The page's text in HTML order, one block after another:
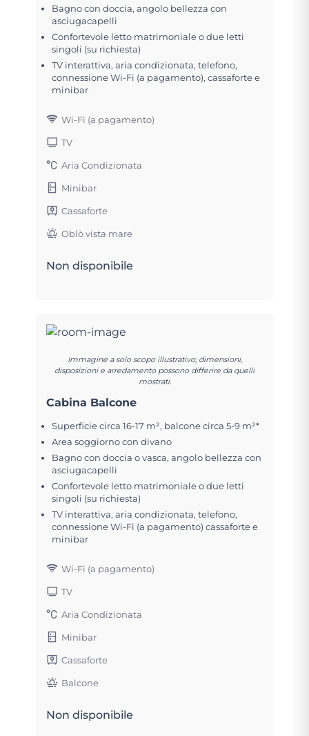
Bagno con doccia, angolo bellezza con
asciugacapelli
Confortevole letto matrimoniale o due letti
singoli (su richiesta)
TV interattiva, aria condizionata, telefono,
connessione Wi-Fi (a pagamento), cassaforte e
minibar
Wi-Fi (a pagamento)
TV
Aria Condizionata
Minibar
Cassaforte
Oblò vista mare
Non disponibile
Immagine a solo scopo illustrativo; dimensioni,
disposizioni e arredamento possono differire da quelli
mostrati.
Cabina Balcone
Superficie circa 16-17 m², balcone circa 5-9 m²*
Area soggiorno con divano
Bagno con doccia o vasca, angolo bellezza con
asciugacapelli
Confortevole letto matrimoniale o due letti
singoli (su richiesta)
TV interattiva, aria condizionata, telefono,
connessione Wi-Fi (a pagamento) cassaforte e
minibar
Wi-Fi (a pagamento)
TV
Aria Condizionata
Minibar
Cassaforte
Balcone
Non disponibile